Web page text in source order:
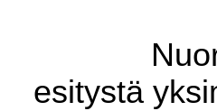
esitystä